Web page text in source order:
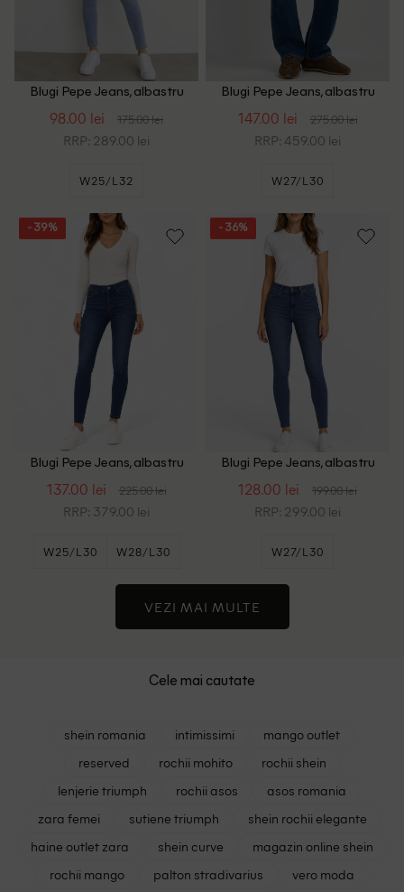
Blugi Pepe Jeans, albastru
98.00 lei 175.00 lei
RRP: 289.00 lei
W25/L32
Blugi Pepe Jeans, albastru
147.00 lei 275.00 lei
RRP: 459.00 lei
W27/L30
- 39%
Blugi Pepe Jeans, albastru
137.00 lei 225.00 lei
RRP: 379.00 lei
W25/L30 W28/L30
- 36%
Blugi Pepe Jeans, albastru
128.00 lei 199.00 lei
RRP: 299.00 lei
W27/L30
VEZI MAI MULTE
Cele mai cautate
shein romania intimissimi
mango outlet
reserved
rochii mohito
rochii shein
lenjerie triumph
rochii asos
asos romania
zara femei
sutiene triumph
shein rochii elegante
haine outlet zara
shein curve
magazin online shein
rochii mango
palton stradivarius
vero moda